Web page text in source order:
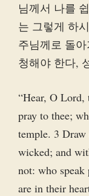
님께서 나를
는 그렇게 하
주님께로 돌
청해야 한다,
“Hear, O
pray to thee;
temple. 3
wicked; and
not: who
are in their